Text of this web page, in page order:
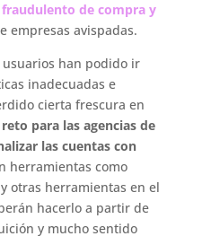
de compra y
empresas avispadas.
han podido ir
inadecuadas e
cierta frescura en
para las agencias de
las cuentas con
herramientas como
y otras herramientas en el
hacerlo a partir de
y mucho sentido